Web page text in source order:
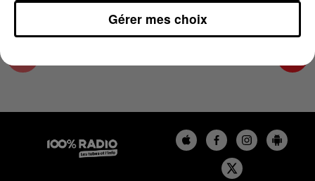
Gérer mes choix